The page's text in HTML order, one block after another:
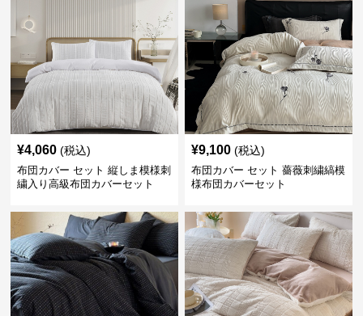
¥4,060 (税込)
布団カバー セット 縦しま模様刺
繍入り高級布団カバーセット
¥9,100 (税込)
布団カバー セット 薔薇刺繍縞模
様布団カバーセット